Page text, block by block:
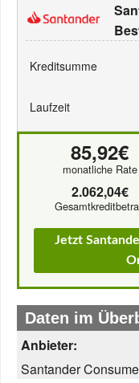
Kreditsumme
Laufzeit
85,92€
monatliche Rate
2.062,04€
Jetzt
Daten im
Anbieter:
Santander